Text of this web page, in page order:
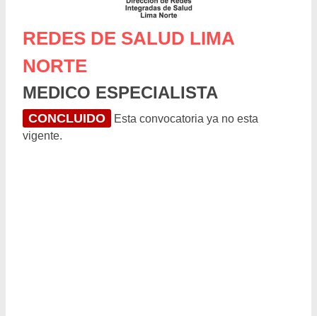
REDES DE SALUD LIMA
NORTE
MEDICO ESPECIALISTA
CONCLUIDO
Esta convocatoria ya no esta
vigente.